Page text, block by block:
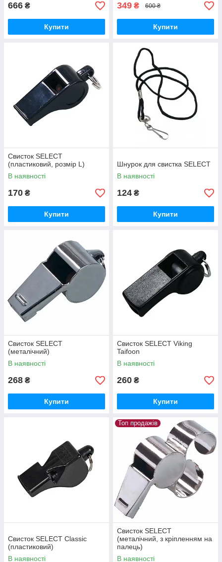
666 ₴
Купити
349 ₴ 600 ₴
Купити
Свисток SELECT
(пластиковий, розмір L)
В наявності
170 ₴
Купити
Шнурок для свистка SELECT
В наявності
124 ₴
Купити
Свисток SELECT
(металічний)
В наявності
268 ₴
Купити
Свисток SELECT Viking
Taifoon
В наявності
260 ₴
Купити
Свисток SELECT Classic
(пластиковий)
В наявності
Топ продажів
Свисток SELECT
(металічний, з кріпленням на
палець)
В наявності